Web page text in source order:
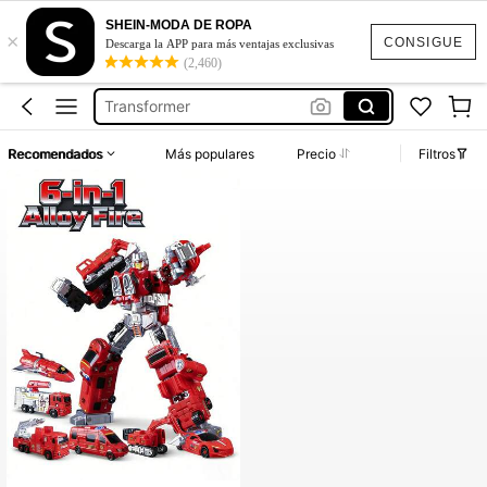
CONSIGUE
×
SHEIN-MODA DE ROPA
Descarga la APP para más ventajas exclusivas
(2,460)
Juguetes De Robot
Robot
Robot De Pelea
Transformer
Robot
Recomendados Más populares Precio Filtros